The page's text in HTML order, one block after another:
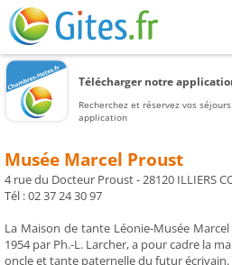
Télécharger notre
Recherchez et réservez vos
application
Musée Marcel Proust
4 rue du Docteur Proust - 28120 ILLIERS
Tél : 02 37 24 30 97
La Maison de tante Léonie-Musée
1954 par Ph.-L. Larcher, a pour cadre la
oncle et tante paternelle du futur écrivain.